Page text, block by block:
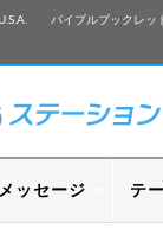
バイブルブックレッ
ッセージ テ